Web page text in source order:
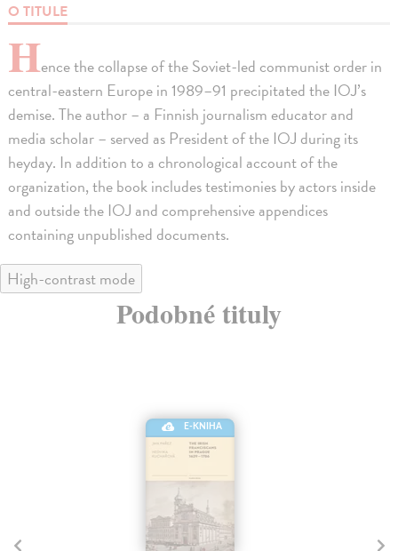
O TITULE
Hence the collapse of the Soviet-led communist order in
central-eastern Europe in 1989–91 precipitated the IOJ’s
demise. The author – a Finnish journalism educator and
media scholar – served as President of the IOJ during its
heyday. In addition to a chronological account of the
organization, the book includes testimonies by actors inside
and outside the IOJ and comprehensive appendices
containing unpublished documents.
High-contrast mode
Podobné tituly
E-KNIHA